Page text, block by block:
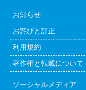
お知らせ
お詫びと訂正
利用規約
著作権と転載について
ソーシャルメディア